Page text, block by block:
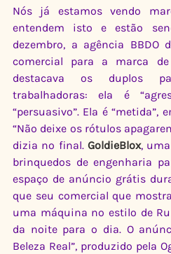
Nós já estamos vendo
entendem isto e estão
dezembro, a agência BBDO
comercial para a marca
destacava os duplos
trabalhadoras: ela é
“persuasivo”. Ela é “metida”,
“Não deixe os rótulos
dizia no final. GoldieBlox,
brinquedos de engenharia
espaço de anúncio grátis
que seu comercial que
uma máquina no estilo de
da noite para o dia. O
Beleza Real”, produzido pela